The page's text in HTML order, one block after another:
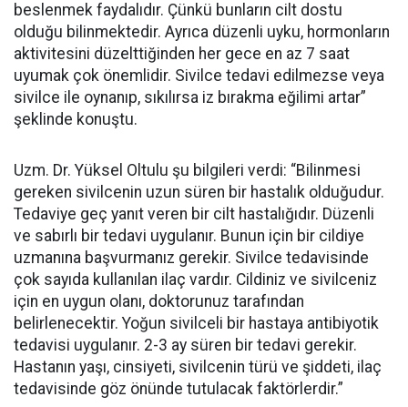
beslenmek faydalıdır. Çünkü bunların cilt dostu
olduğu bilinmektedir. Ayrıca düzenli uyku, hormonların
aktivitesini düzelttiğinden her gece en az 7 saat
uyumak çok önemlidir. Sivilce tedavi edilmezse veya
sivilce ile oynanıp, sıkılırsa iz bırakma eğilimi artar”
şeklinde konuştu.
Uzm. Dr. Yüksel Oltulu şu bilgileri verdi: “Bilinmesi
gereken sivilcenin uzun süren bir hastalık olduğudur.
Tedaviye geç yanıt veren bir cilt hastalığıdır. Düzenli
ve sabırlı bir tedavi uygulanır. Bunun için bir cildiye
uzmanına başvurmanız gerekir. Sivilce tedavisinde
çok sayıda kullanılan ilaç vardır. Cildiniz ve sivilceniz
için en uygun olanı, doktorunuz tarafından
belirlenecektir. Yoğun sivilceli bir hastaya antibiyotik
tedavisi uygulanır. 2-3 ay süren bir tedavi gerekir.
Hastanın yaşı, cinsiyeti, sivilcenin türü ve şiddeti, ilaç
tedavisinde göz önünde tutulacak faktörlerdir.”